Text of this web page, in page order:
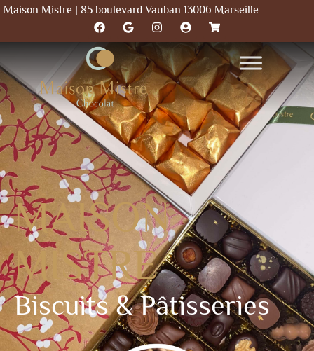
Maison Mistre | 85 boulevard Vauban 13006 Marseille
MAISON
MISTRE
Biscuits & Pâtisseries